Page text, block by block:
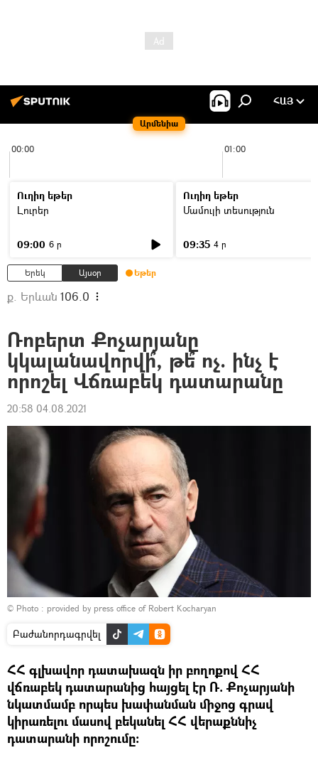
Արմենիա
ՀԱՅ
00:00 01:00
Ուղիղ եթեր
Լուրեր
09:00 6 ր
Ուղիղ եթեր
Մամուլի տեսություն
09:35 4 ր
Երեկ Այսօր Եթեր
ք. Երևան 106.0
Ռոբերտ Քոչարյանը
կկալանավորվի՞, թե՞ ոչ. ինչ է
որոշել Վճռաբեկ դատարանը
20:58 04.08.2021
© Photo : provided by press office of Robert Kocharyan
Բաժանորդագրվել
ՀՀ գլխավոր դատախազն իր բողոքով ՀՀ
վճռաբեկ դատարանից հայցել էր Ռ. Քոչարյանի
նկատմամբ որպես խափանման միջոց գրավ
կիրառելու մասով բեկանել ՀՀ վերաքննիչ
դատարանի որոշումը։